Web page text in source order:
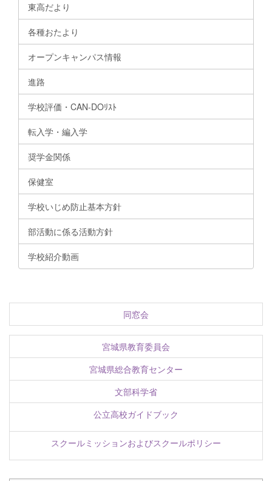
東高だより
各種おたより
オープンキャンパス情報
進路
学校評価・CAN-DOﾘｽﾄ
転入学・編入学
奨学金関係
保健室
学校いじめ防止基本方針
部活動に係る活動方針
学校紹介動画
同窓会
宮城県教育委員会
宮城県総合教育センター
文部科学省
公立高校ガイドブック
スクールミッションおよびスクールポリシー